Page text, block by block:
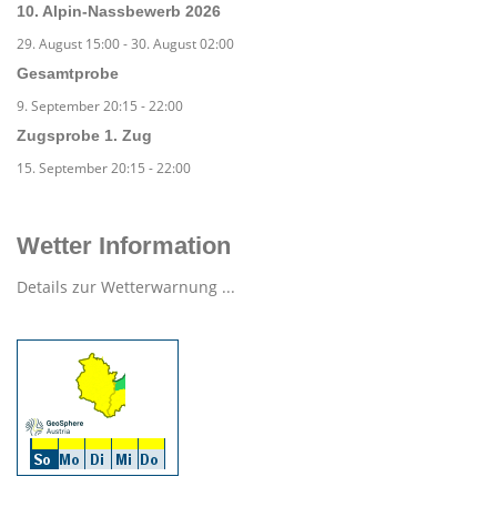
10. Alpin-Nassbewerb 2026
29. August 15:00-30. August 02:00
Gesamtprobe
9. September 20:15 -22:00
Zugsprobe 1. Zug
15. September 20:15 -22:00
Wetter Information
Details zur Wetterwarnung ...